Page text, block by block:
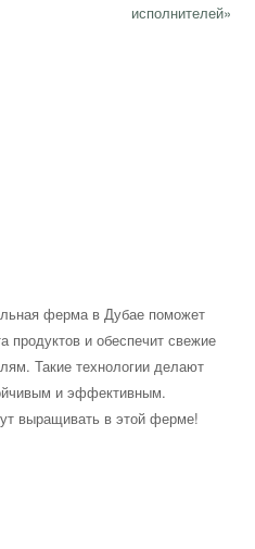
исполнителей»
ферма в Дубае поможет
продуктов и обеспечит свежие
Такие технологии делают
и эффективным.
выращивать в этой ферме!